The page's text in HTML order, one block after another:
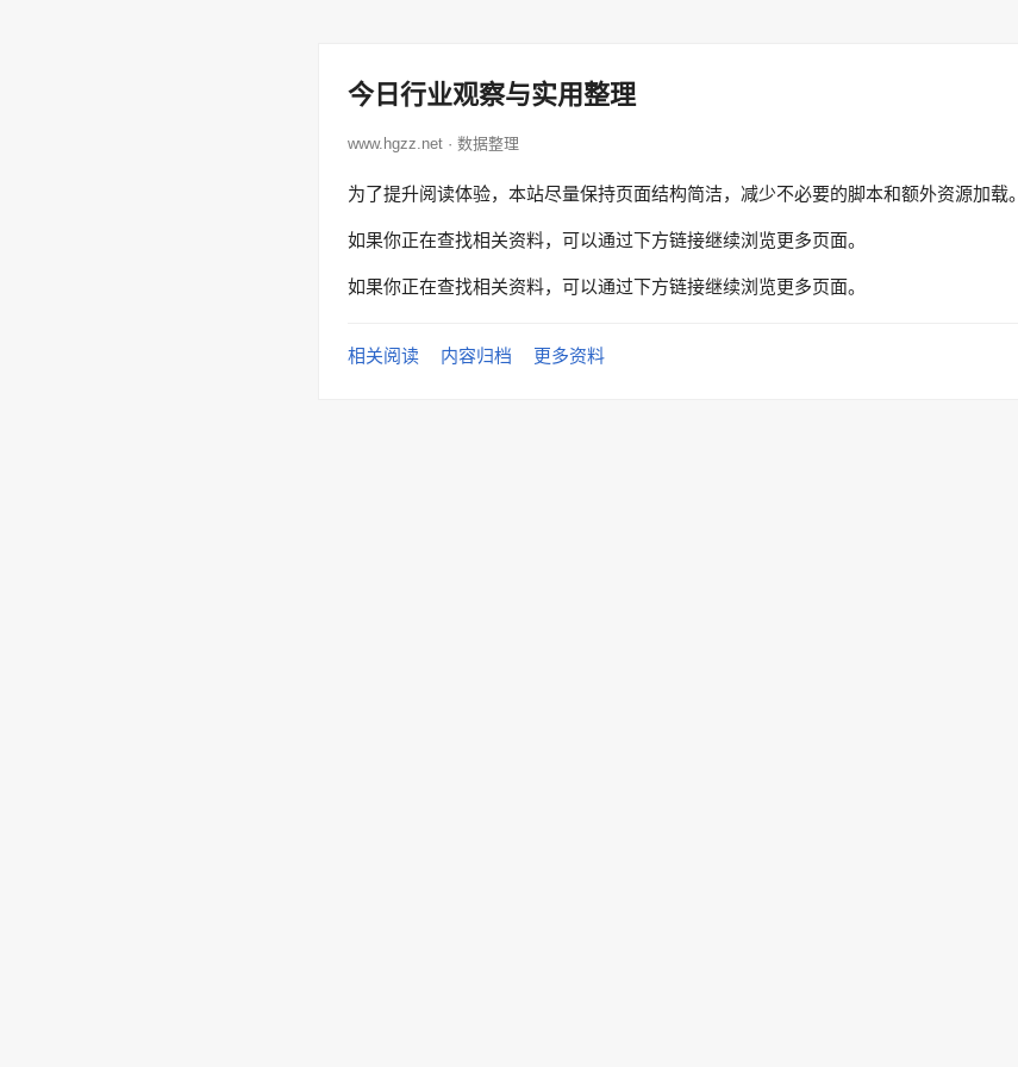
今日行业观察与实用整理
www.hgzz.net · 数据整理
为了提升阅读体验，本站尽量保持页面结构简洁，减少不必要的脚本和额外资源加载。
如果你正在查找相关资料，可以通过下方链接继续浏览更多页面。
如果你正在查找相关资料，可以通过下方链接继续浏览更多页面。
相关阅读 内容归档 更多资料